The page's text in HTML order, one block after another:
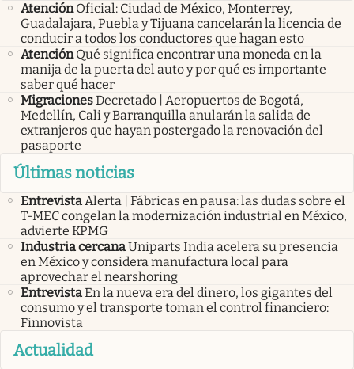
Atención Oficial: Ciudad de México, Monterrey,
Guadalajara, Puebla y Tijuana cancelarán la licencia de
conducir a todos los conductores que hagan esto
Atención Qué significa encontrar una moneda en la
manija de la puerta del auto y por qué es importante
saber qué hacer
MigracionesDecretado | Aeropuertos de Bogotá,
Medellín, Cali y Barranquilla anularán la salida de
extranjeros que hayan postergado la renovación del
pasaporte
Últimas noticias
Entrevista Alerta | Fábricas en pausa: las dudas sobre el
T-MEC congelan la modernización industrial en México,
advierte KPMG
Industria cercanaUniparts India acelera su presencia
en México y considera manufactura local para
aprovechar el nearshoring
EntrevistaEn la nueva era del dinero, los gigantes del
consumo y el transporte toman el control financiero:
Finnovista
Actualidad